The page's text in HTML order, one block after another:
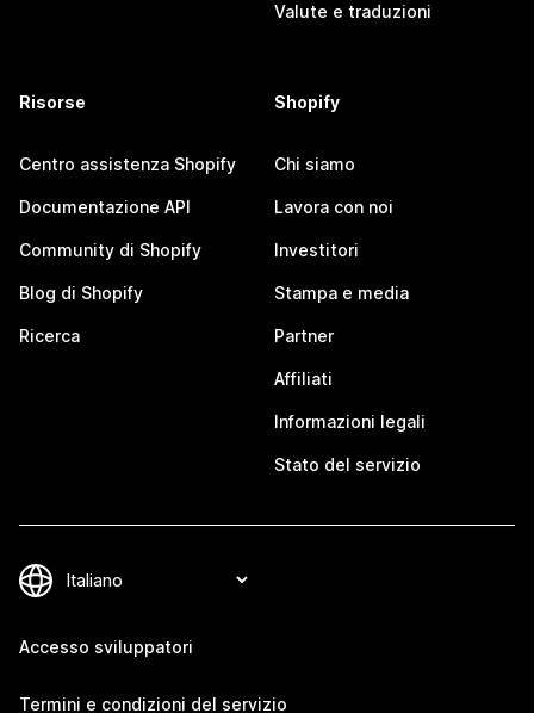
Valute e traduzioni
Risorse
Centro assistenza Shopify
Documentazione API
Community di Shopify
Blog di Shopify
Ricerca
Shopify
Chi siamo
Lavora con noi
Investitori
Stampa e media
Partner
Affiliati
Informazioni legali
Stato del servizio
Accesso sviluppatori
Termini e condizioni del servizio